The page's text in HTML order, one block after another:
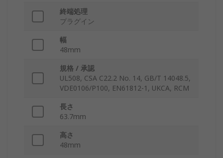
終端処理
プラグイン
幅
48mm
規格 / 承認
UL508, CSA C22.2 No. 14, GB/T 14048.5,
VDE0106/P100, EN61812-1, UKCA, RCM
長さ
63.7mm
高さ
48mm